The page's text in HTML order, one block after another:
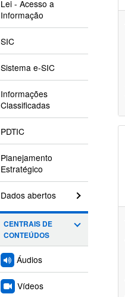
Lei - Acesso a
Informação
SIC
Sistema e-SIC
Informações
Classificadas
PDTIC
Planejamento
Estratégico
Dados abertos
CENTRAIS DE
CONTEÚDOS
Áudios
Vídeos